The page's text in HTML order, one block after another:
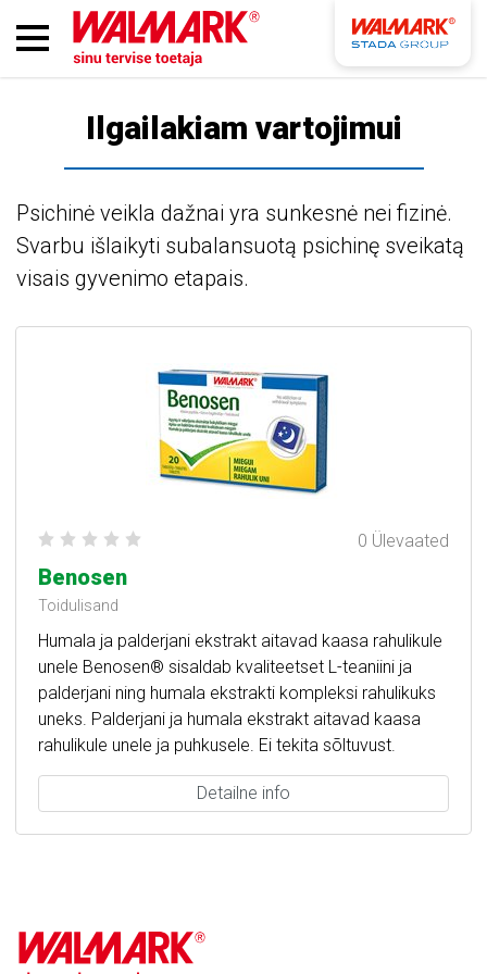
Ilgailakiam vartojimui
Psichinė veikla dažnai yra sunkesnė nei fizinė.
Svarbu išlaikyti subalansuotą psichinę sveikatą
visais gyvenimo etapais.
0 Ülevaated
Benosen
Toidulisand
Humala ja palderjani ekstrakt aitavad kaasa rahulikule
unele Benosen® sisaldab kvaliteetset L-teaniini ja
palderjani ning humala ekstrakti kompleksi rahulikuks
uneks. Palderjani ja humala ekstrakt aitavad kaasa
rahulikule unele ja puhkusele. Ei tekita sõltuvust.
Detailne info